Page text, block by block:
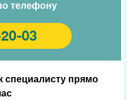
телефону
03
специалисту прямо